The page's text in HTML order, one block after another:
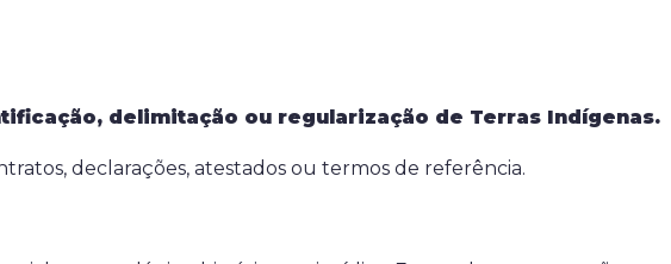
delimitação ou regularização de Terras Indígenas.
declarações, atestados ou termos de referência.